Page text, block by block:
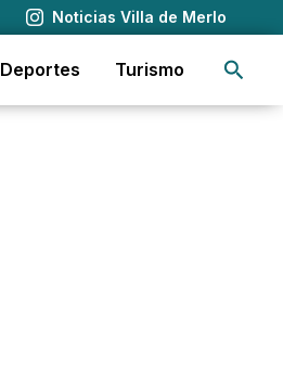
Noticias Villa de Merlo
Deportes Turismo